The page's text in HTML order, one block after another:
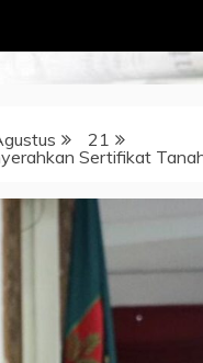
21
Sertifikat